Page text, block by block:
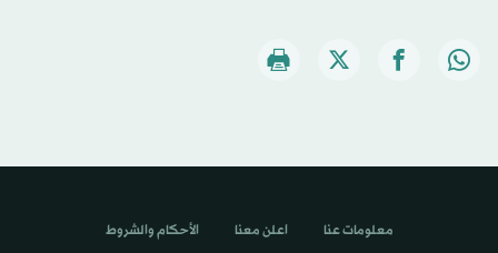
معلومات عنا اعلن معنا الأحكام والشروط